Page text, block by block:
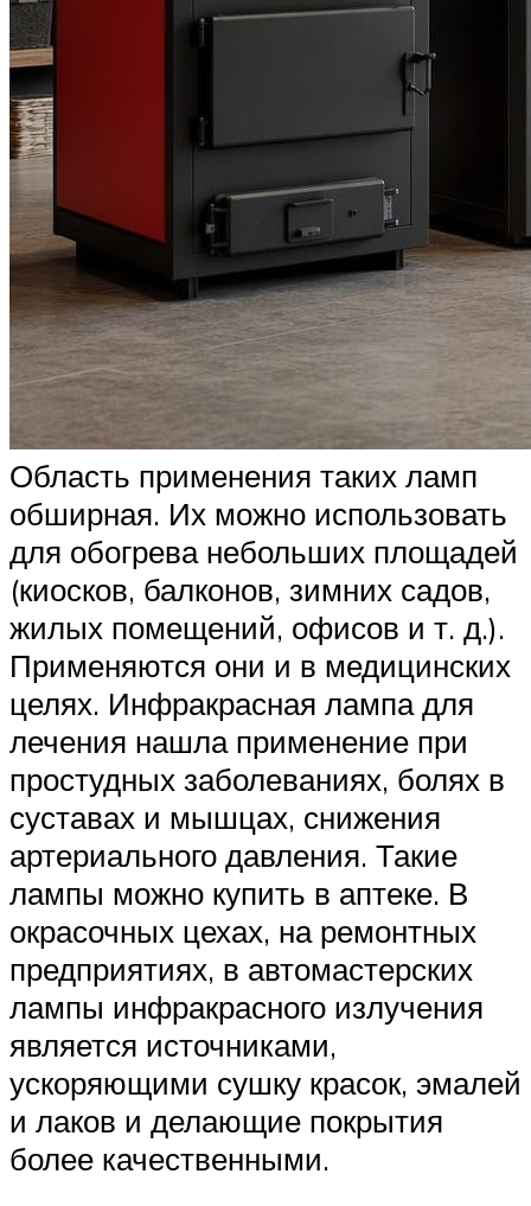
Область применения таких ламп
обширная. Их можно использовать
для обогрева небольших площадей
(киосков, балконов, зимних садов,
жилых помещений, офисов и т. д.).
Применяются они и в медицинских
целях. Инфракрасная лампа для
лечения нашла применение при
простудных заболеваниях, болях в
суставах и мышцах, снижения
артериального давления. Такие
лампы можно купить в аптеке. В
окрасочных цехах, на ремонтных
предприятиях, в автомастерских
лампы инфракрасного излучения
является источниками,
ускоряющими сушку красок, эмалей
и лаков и делающие покрытия
более качественными.